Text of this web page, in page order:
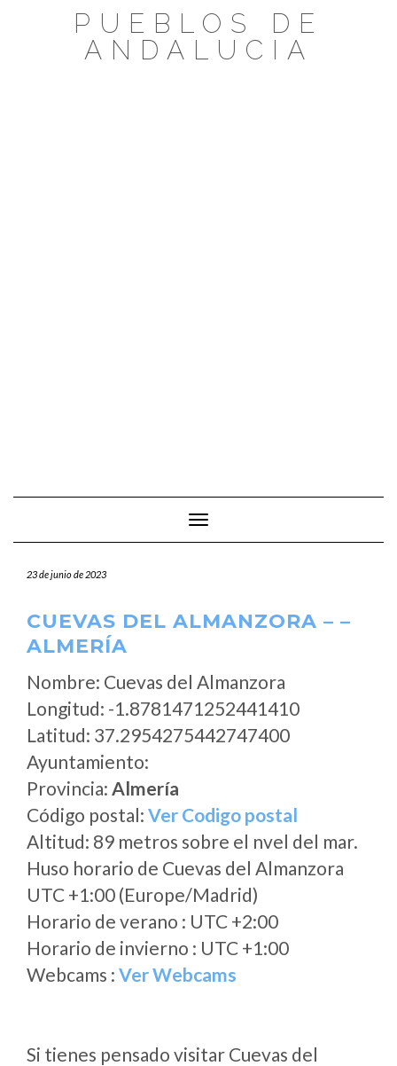
PUEBLOS DE
ANDALUCIA
Cambiar modo de navegación
23 de junio de 2023
CUEVAS DEL ALMANZORA – –
ALMERÍA
Nombre: Cuevas del Almanzora
Longitud: -1.8781471252441410
Latitud: 37.2954275442747400
Ayuntamiento:
Provincia: Almería
Código postal: Ver Codigo postal
Altitud: 89 metros sobre el nvel del mar.
Huso horario de Cuevas del Almanzora
UTC +1:00 (Europe/Madrid)
Horario de verano : UTC +2:00
Horario de invierno : UTC +1:00
Webcams : Ver Webcams
Si tienes pensado visitar Cuevas del